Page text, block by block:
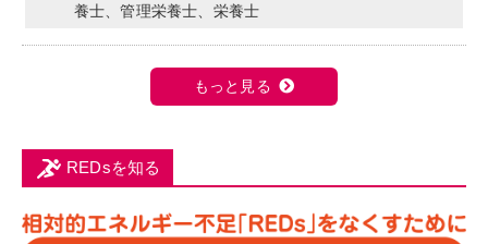
養士、管理栄養士、栄養士
もっと見る
REDsを知る